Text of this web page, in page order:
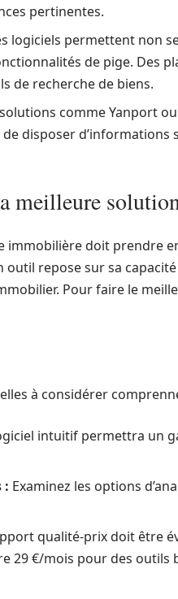
pertinentes.
logiciels permettent non
de pige. Des
de recherche de biens.
comme Yanport
disposer
meilleure
immobilière doit prendre
outil repose sur sa
Pour faire le
à considérer
intuitif permettra un
: Examinez les options
qualité-prix doit être
29 €/mois pour des outils